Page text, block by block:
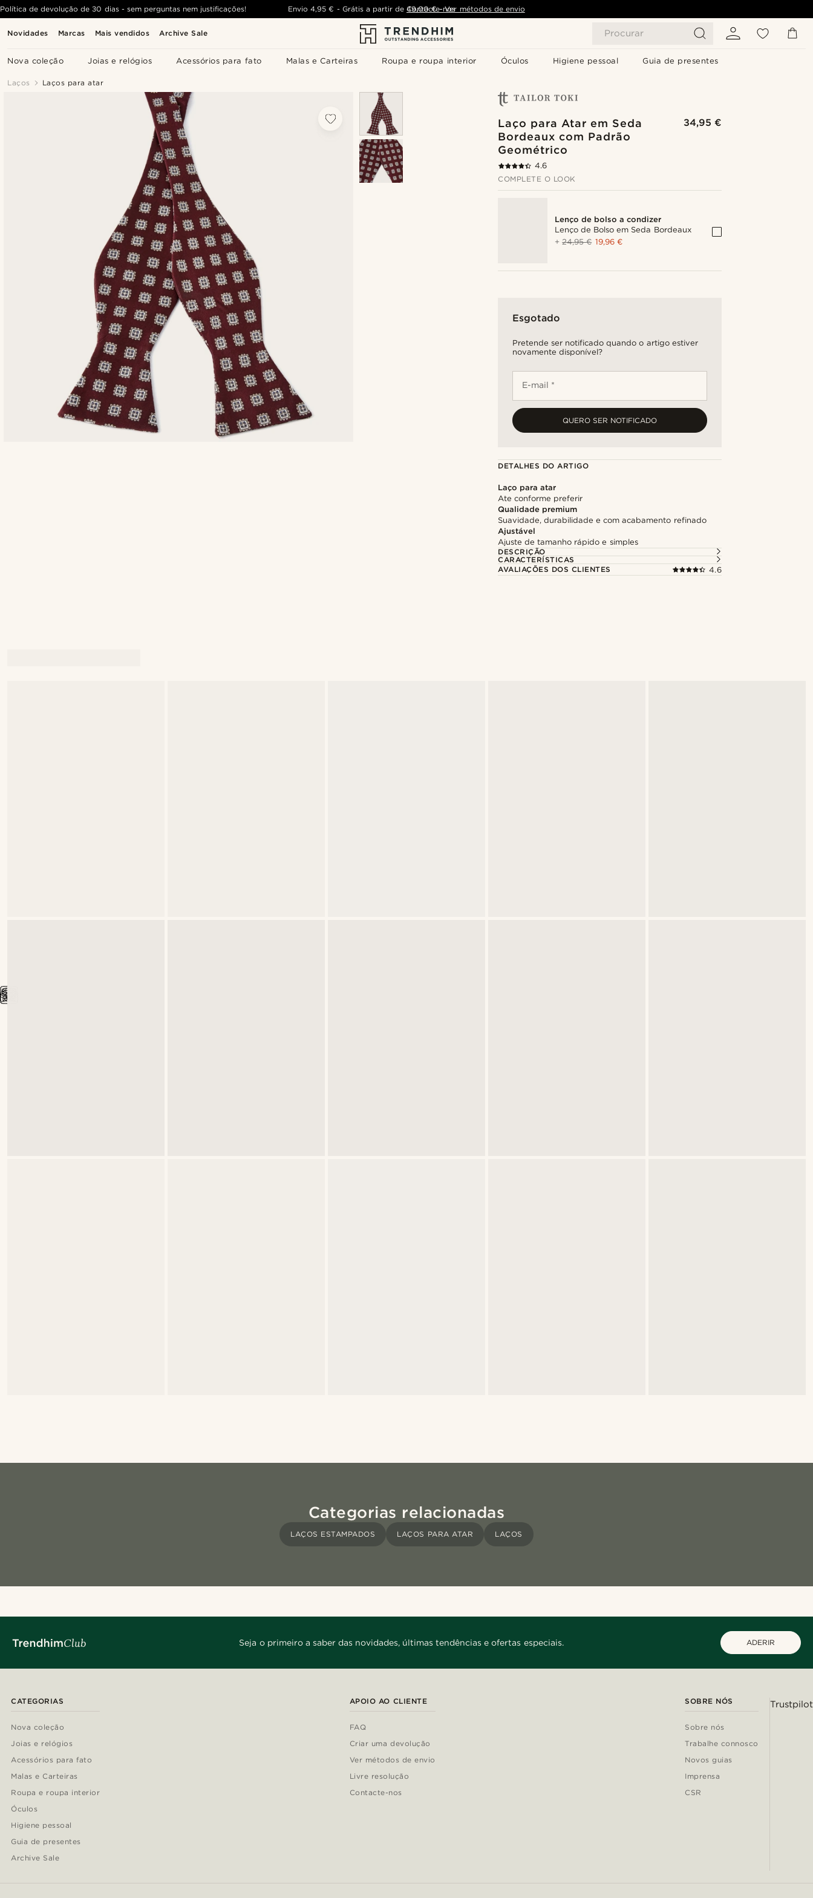
Novidades Marcas Mais vendidos Archive Sale Procurar
Nova coleção Joias e relógios Acessórios para fato Malas e Carteiras Roupa e roupa interior Óculos Higiene pessoal Guia de presentes
Política de devolução de 30 dias - sem perguntas nem justificações! Envio 4,95 € - Grátis a partir de 49,00 € - Ver métodos de envio
Contacte-nos
Laços Laços para atar
Laço para Atar em Seda
Bordeaux com Padrão
Geométrico
34,95 €
4.6
COMPLETE O LOOK
Lenço de bolso a condizer
Lenço de Bolso em Seda Bordeaux
+24,95 € 19,96 €
Esgotado
Pretende ser notificado quando o artigo estiver
novamente disponível?
E-mail *
QUERO SER NOTIFICADO
DETALHES DO ARTIGO
Laço para atar
Ate conforme preferir
Qualidade premium
Suavidade, durabilidade e com acabamento refinado
Ajustável
Ajuste de tamanho rápido e simples
DESCRIÇÃO
CARACTERÍSTICAS
AVALIAÇÕES DOS CLIENTES
4.6
Categorias relacionadas
LAÇOS ESTAMPADOS LAÇOS PARA ATAR LAÇOS
Seja o primeiro a saber das novidades, últimas tendências e ofertas especiais. ADERIR
CATEGORIAS
Nova coleção
Joias e relógios
Acessórios para fato
Malas e Carteiras
Roupa e roupa interior
Óculos
Higiene pessoal
Guia de presentes
Archive Sale
APOIO AO CLIENTE
FAQ
Criar uma devolução
Ver métodos de envio
Livre resolução
Contacte-nos
SOBRE NÓS
Sobre nós
Trabalhe connosco
Novos guias
Imprensa
CSR
Trustpilot